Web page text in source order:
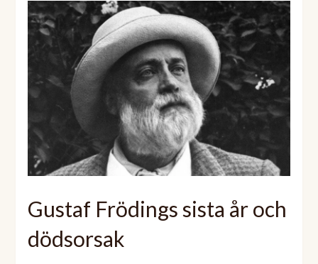
Gustaf Frödings sista år och
dödsorsak